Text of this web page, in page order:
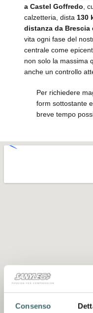
Consenso
a Castel Goffredo ,
calzetteria, dista 130
distanza da Brescia
vita ogni fase del
centrale come
non solo la massima
anche un controllo
Per richiedere
form sottostante
breve tempo